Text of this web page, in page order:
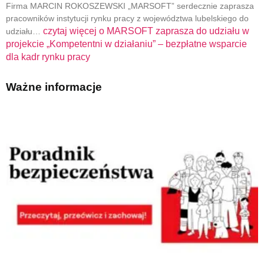
Firma MARCIN ROKOSZEWSKI „MARSOFT” serdecznie zaprasza
pracowników instytucji rynku pracy z województwa lubelskiego do
udziału… czytaj więcej o MARSOFT zaprasza do udziału w
projekcie „Kompetentni w działaniu” – bezpłatne wsparcie
dla kadr rynku pracy
Ważne informacje